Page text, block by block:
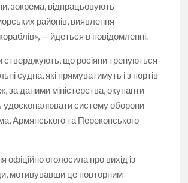
зокрема, відпрацьовують
районів, виявлення
— йдеться в повідомленні.
стверджують, що росіяни тренуються
судна, які прямуватимуть і з портів
за даними міністерства, окупанти
систему оборони
Армянського та Перекопського
офіційно оголосила про вихід із
мотивувавши це повторним